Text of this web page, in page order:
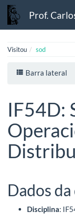
Prof.
Visitou sod
Barra lateral
IF54D:
Dados
Disciplina: